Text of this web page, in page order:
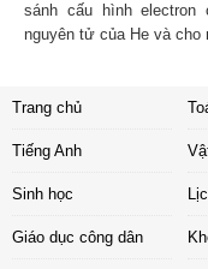
sánh cấu hình
nguyên tử của He và cho
Trang chủ
Tiếng Anh
Sinh học
Giáo dục công dân